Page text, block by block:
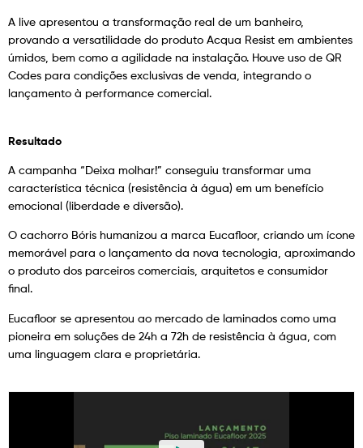
A live apresentou a transformação real de um banheiro,
provando a versatilidade do produto Acqua Resist em ambientes
úmidos, bem como a agilidade na instalação. Houve uso de QR
Codes para condições exclusivas de venda, integrando o
lançamento à performance comercial.
Resultado
A campanha “Deixa molhar!” conseguiu transformar uma
característica técnica (resistência à água) em um benefício
emocional (liberdade e diversão).
O cachorro Bóris humanizou a marca Eucafloor, criando um ícone
memorável para o lançamento da nova tecnologia, aproximando
o produto dos parceiros comerciais, arquitetos e consumidor
final.
Eucafloor se apresentou ao mercado de laminados como uma
pioneira em soluções de 24h a 72h de resistência à água, com
uma linguagem clara e proprietária.